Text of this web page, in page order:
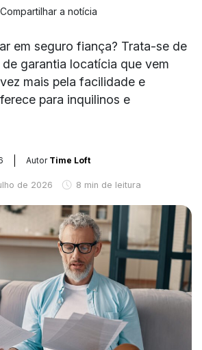
Compartilhar a notícia
em seguro fiança? Trata-se de
garantia locatícia que vem
mais pela facilidade e
para inquilinos e
Autor Time Loft
de 2026 8 min de leitura